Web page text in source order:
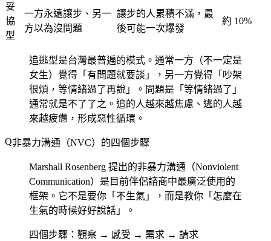
妥
協
型
一方永遠讓步、另一
方以為沒問題
讓步的人累積不滿，最
後可能一次爆發
約 10%
追逃型是台灣最普遍的模式。通常一方（不一定是
女生）覺得「有問題就要談」，另一方覺得「吵架
很煩，等情緒過了再說」。問題是「等情緒過了」
通常就是不了了之。追的人越來越焦慮、逃的人越
來越疲憊，形成惡性循環。
非暴力溝通（NVC）的四個步驟
Marshall Rosenberg 提出的非暴力溝通（Nonviolent
Communication）是目前伴侶諮商中最廣泛使用的
框架。它不是要你「不生氣」，而是教你「怎麼在
生氣的時候好好說話」。
四個步驟：觀察 → 感受 → 需求 → 請求